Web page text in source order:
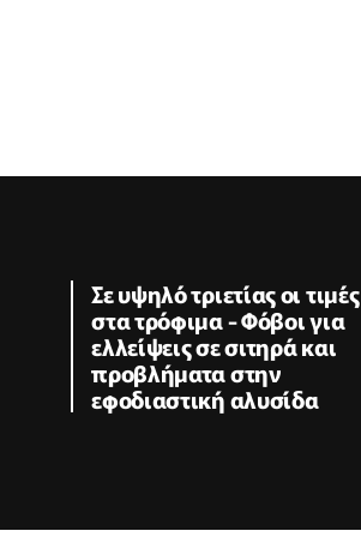
Σε υψηλό τριετίας οι τιμές
στα τρόφιμα - Φόβοι για
ελλείψεις σε σιτηρά και
προβλήματα στην
εφοδιαστική αλυσίδα